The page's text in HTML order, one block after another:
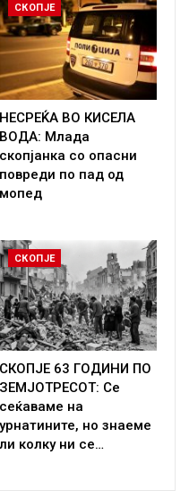
СКОПЈЕ
НЕСРЕЌА ВО КИСЕЛА
ВОДА: Млада
скопјанка со опасни
повреди по пад од
мопед
СКОПЈЕ
СКОПЈЕ 63 ГОДИНИ ПО
ЗЕМЈОТРЕСОТ: Се
сеќаваме на
урнатините, но знаеме
ли колку ни се…